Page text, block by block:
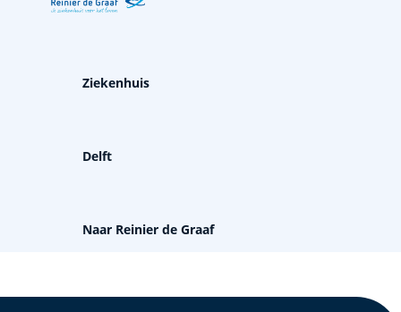
Ziekenhuis
Delft
Naar Reinier de Graaf